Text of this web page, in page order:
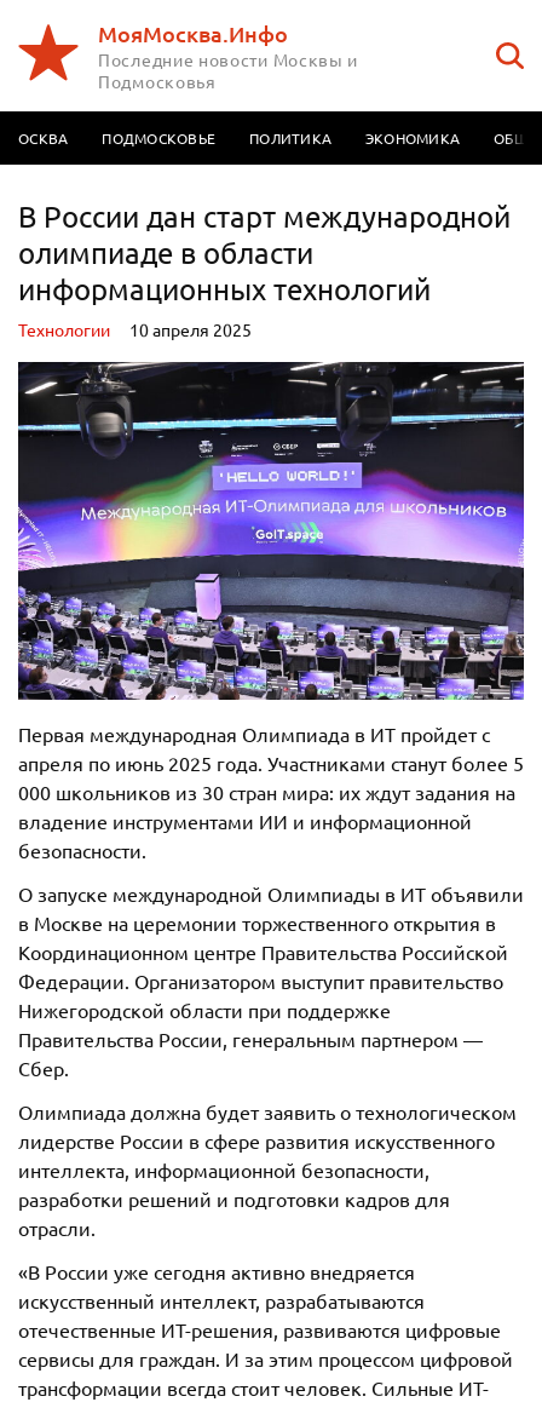
МояМосква.Инфо
Последние новости Москвы и
Подмосковья
МОСКВА ПОДМОСКОВЬЕ ПОЛИТИКА ЭКОНОМИКА
В России дан старт международной
олимпиаде в области
информационных технологий
Технологии 10 апреля 2025
Первая международная Олимпиада в ИТ пройдет с
апреля по июнь 2025 года. Участниками станут более 5
000 школьников из 30 стран мира: их ждут задания на
владение инструментами ИИ и информационной
безопасности.
О запуске международной Олимпиады в ИТ объявили
в Москве на церемонии торжественного открытия в
Координационном центре Правительства Российской
Федерации. Организатором выступит правительство
Нижегородской области при поддержке
Правительства России, генеральным партнером —
Сбер.
Олимпиада должна будет заявить о технологическом
лидерстве России в сфере развития искусственного
интеллекта, информационной безопасности,
разработки решений и подготовки кадров для
отрасли.
«В России уже сегодня активно внедряется
искусственный интеллект, разрабатываются
отечественные ИТ-решения, развиваются цифровые
сервисы для граждан. И за этим процессом цифровой
трансформации всегда стоит человек. Сильные ИТ-